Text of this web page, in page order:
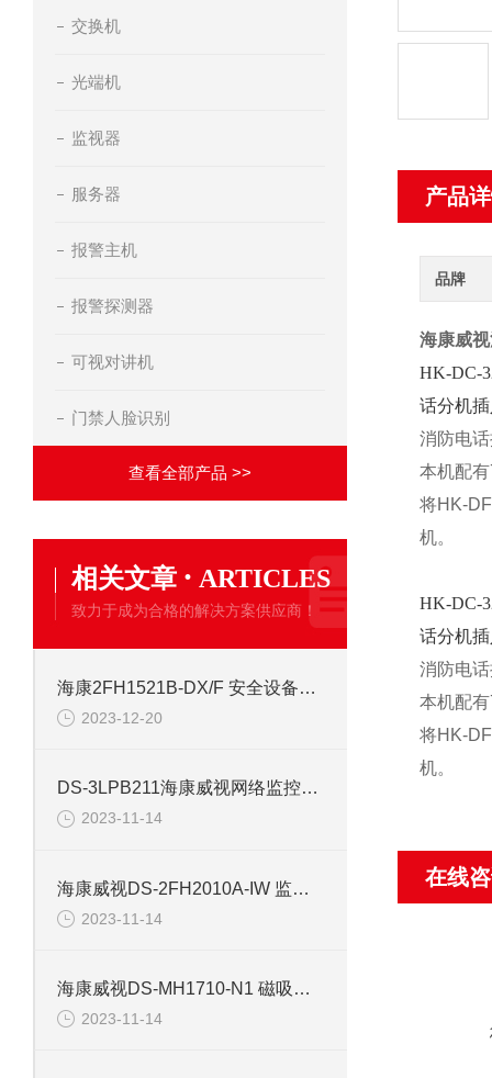
交换机
光端机
监视器
服务器
报警主机
报警探测器
可视对讲机
门禁人脸识别
查看全部产品 >>
相关文章 · ARTICLES
致力于成为合格的解决方案供应商！
海康2FH1521B-DX/F 安全设备配件安防
2023-12-20
DS-3LPB211海康威视网络监控安防配件
2023-11-14
海康威视DS-2FH2010A-IW 监控摄像机配件
2023-11-14
海康威视DS-MH1710-N1 磁吸背夹记录仪配件
2023-11-14
产品
品牌
海康威
HK-DC-
话分机
消防电
本机配
将HK-
机。
HK-DC-
话分机
消防电
本机配
将HK-
机。
在线